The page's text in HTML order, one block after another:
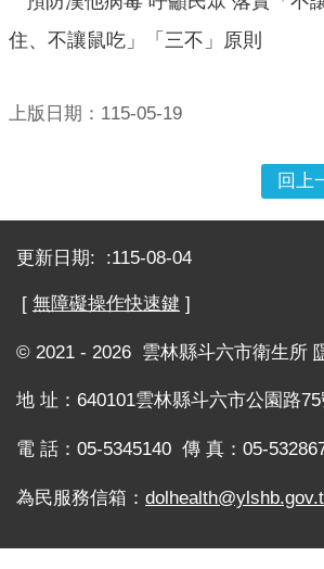
簡
介
理
務
項
目
一
表
服
白
書
上版日期：115-05-19
回上
更新日期:
115-08-04
[ 無障礙操作快速鍵 ]
© 2021 - 2026 雲林縣斗六市衛生所
地 址：640101雲林縣斗六市公園路
電 話：05-5345140 傳 真：05-
為民服務信箱：